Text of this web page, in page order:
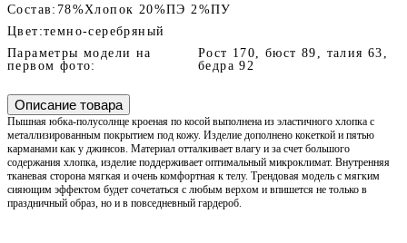
Состав: 78%Хлопок 20%ПЭ 2%ПУ
Цвет:темно-серебряный
Параметры модели на
первом фото:
Рост 170, бюст 89, талия 63,
бедра 92
Описание товара
Пышная юбка-полусолнце кроеная по косой выполнена из эластичного хлопка с
металлизированным покрытием под кожу. Изделие дополнено кокеткой и пятью
карманами как у джинсов. Материал отталкивает влагу и за счет большого
содержания хлопка, изделие поддерживает оптимальный микроклимат. Внутренняя
тканевая сторона мягкая и очень комфортная к телу. Трендовая модель с мягким
сияющим эффектом будет сочетаться с любым верхом и впишется не только в
праздничный образ, но и в повседневный гардероб.